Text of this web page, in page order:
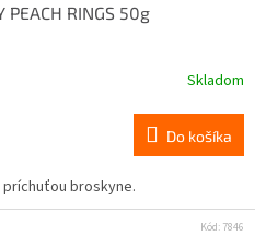
PEACH RINGS 50g
Skladom
Do košíka
broskyne.
Kód: 7846